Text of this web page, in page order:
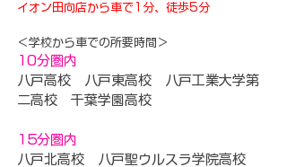
イオン田向店から車で1分、徒歩5分
＜学校から車での所要時間＞
10分圏内
八戸高校 八戸東高校 八戸工業大学第
二高校 千葉学園高校
15分圏内
八戸北高校 八戸聖ウルスラ学院高校